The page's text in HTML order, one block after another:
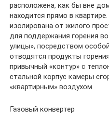
расположена, как бы вне
находится прямо в
изолирована от жилого
для поддержания горения
улицы», посредством
отводятся продукты
привычный «контур» с
стальной корпус камеры
«квартирным» воздухом.
Газовый конвертер